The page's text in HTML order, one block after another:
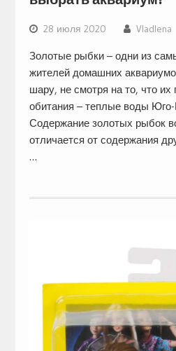
28 июля 2020 Vladlena
Золотые рыбки – одни из
жителей домашних
шару, не смотря на то, что их
обитания – теплые воды Юго-
Содержание золотых рыбок
отличается от содержания
…